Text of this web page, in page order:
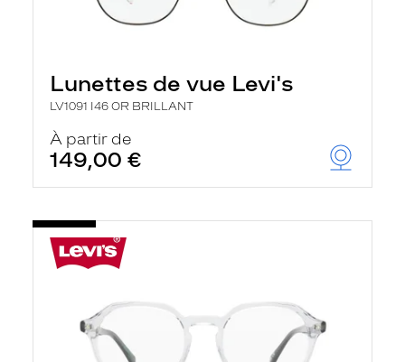
Lunettes de vue Levi's
LV1091 I46 OR BRILLANT
À partir de
149,00 €